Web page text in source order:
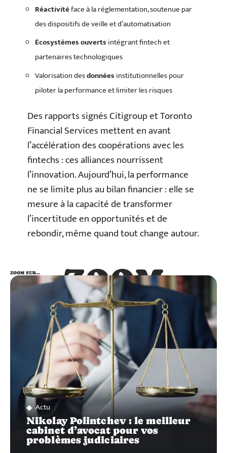
Réactivitéface à la réglementation, soutenue par
des dispositifs de veille et d’automatisation
Écosystèmes ouverts intégrant fintech et
partenaires technologiques
Valorisation desdonnées institutionnelles pour
piloter la performance et limiter les risques
Des rapports signés Citigroup et Toronto
Financial Services mettent en avant
l’accélération des coopérations avec les
fintechs : ces alliances nourrissent
l’innovation. Aujourd’hui, la performance
ne se limite plus au bilan financier : elle se
mesure à la capacité de transformer
l’incertitude en opportunités et de
rebondir, même quand tout change autour.
ZOOM
SUR…
ZOOM SUR…
Actu
Nikolay Polintchev : le meilleur
cabinet d’avocat pour vos
problèmes judiciaires